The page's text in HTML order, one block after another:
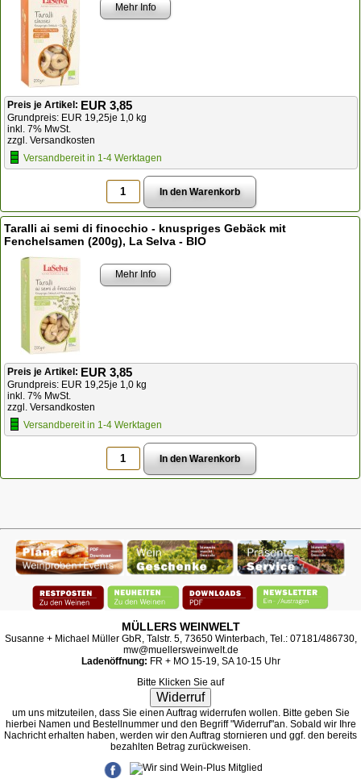
Mehr Info
Preis je Artikel: EUR 3,85
Grundpreis: EUR 19,25je 1,0 kg
inkl. 7% MwSt.
zzgl. Versandkosten
Versandbereit in 1-4 Werktagen
Taralli ai semi di finocchio - knuspriges Gebäck mit
Fenchelsamen (200g), La Selva - BIO
Mehr Info
Preis je Artikel: EUR 3,85
Grundpreis: EUR 19,25je 1,0 kg
inkl. 7% MwSt.
zzgl. Versandkosten
Versandbereit in 1-4 Werktagen
MÜLLERS WEINWELT
Susanne + Michael Müller GbR, Talstr. 5, 73650 Winterbach, Tel.: 07181/486730,
mw@muellersweinwelt.de
Ladenöffnung: FR + MO 15-19, SA 10-15 Uhr
Bitte Klicken Sie auf
Widerruf
um uns mitzuteilen, dass Sie einen Auftrag widerrufen wollen. Bitte geben Sie
hierbei Namen und Bestellnummer und den Begriff "Widerruf"an. Sobald wir Ihre
Nachricht erhalten haben, werden wir den Auftrag stornieren und ggf. den bereits
bezahlten Betrag zurückweisen.